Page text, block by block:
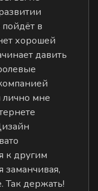
в
хорошей
давить
лично мне
к другим
заманчивая,
держать!